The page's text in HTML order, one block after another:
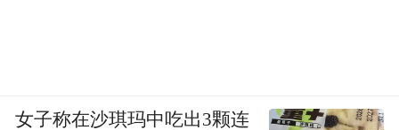
女子称在沙琪玛中吃出3颗连